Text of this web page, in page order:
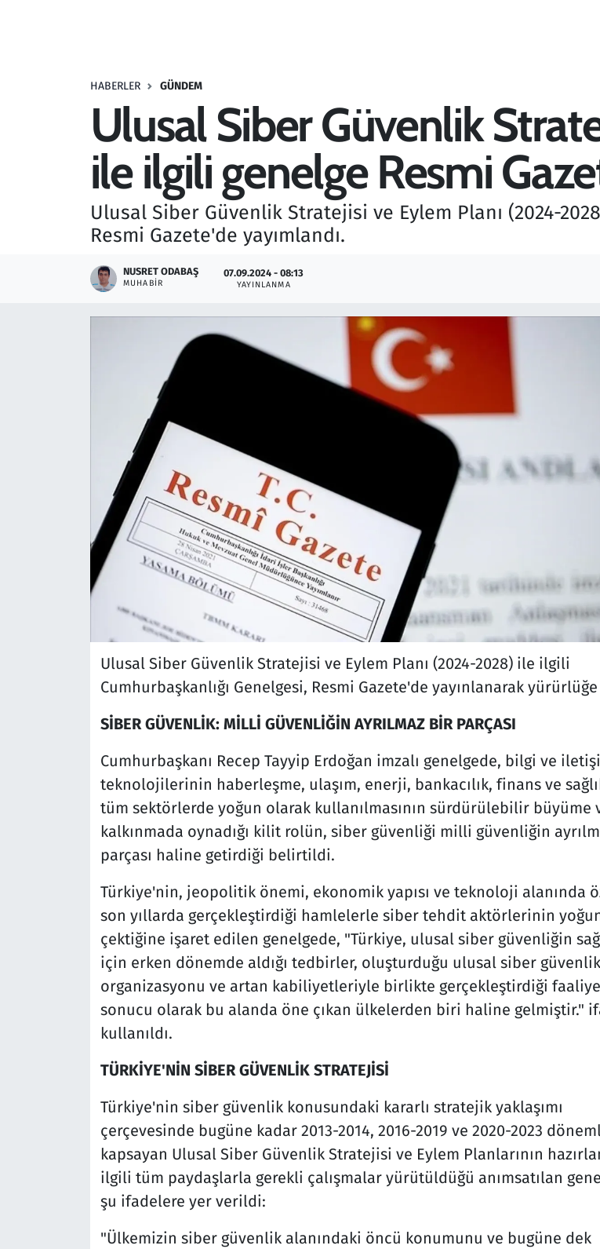
HABERLER GÜNDEM
Ulusal Siber Güvenlik
ile ilgili genelge Resmi
Ulusal Siber Güvenlik Stratejisi ve Eylem Planı (2024-
Resmi Gazete'de yayımlandı.
NUSRET ODABAŞ
MUHABIR
07.09.2024 - 08:13
YAYINLANMA
Ulusal Siber Güvenlik Stratejisi ve Eylem Planı (2024-2028) ile ilgili
Cumhurbaşkanlığı Genelgesi, Resmi Gazete'de yayınlanarak
SİBER GÜVENLİK: MİLLİ GÜVENLİĞİN AYRILMAZ BİR PARÇASI
Cumhurbaşkanı Recep Tayyip Erdoğan imzalı genelgede, bilgi ve
teknolojilerinin haberleşme, ulaşım, enerji, bankacılık, finans ve
tüm sektörlerde yoğun olarak kullanılmasının sürdürülebilir büyüme
kalkınmada oynadığı kilit rolün, siber güvenliği milli güvenliğin
parçası haline getirdiği belirtildi.
Türkiye'nin, jeopolitik önemi, ekonomik yapısı ve teknoloji alanında
son yıllarda gerçekleştirdiği hamlelerle siber tehdit aktörlerinin
çektiğine işaret edilen genelgede, "Türkiye, ulusal siber güvenliğin
için erken dönemde aldığı tedbirler, oluşturduğu ulusal siber güvenlik
organizasyonu ve artan kabiliyetleriyle birlikte gerçekleştirdiği
sonucu olarak bu alanda öne çıkan ülkelerden biri haline gelmiştir."
kullanıldı.
TÜRKİYE'NİN SİBER GÜVENLİK STRATEJİSİ
Türkiye'nin siber güvenlik konusundaki kararlı stratejik yaklaşımı
çerçevesinde bugüne kadar 2013-2014, 2016-2019 ve 2020-2023
kapsayan Ulusal Siber Güvenlik Stratejisi ve Eylem Planlarının
ilgili tüm paydaşlarla gerekli çalışmalar yürütüldüğü anımsatılan
şu ifadelere yer verildi:
"Ülkemizin siber güvenlik alanındaki öncü konumunu ve bugüne dek
Savunma Sanayi
Teknoloji ve Bilim
Televizyon